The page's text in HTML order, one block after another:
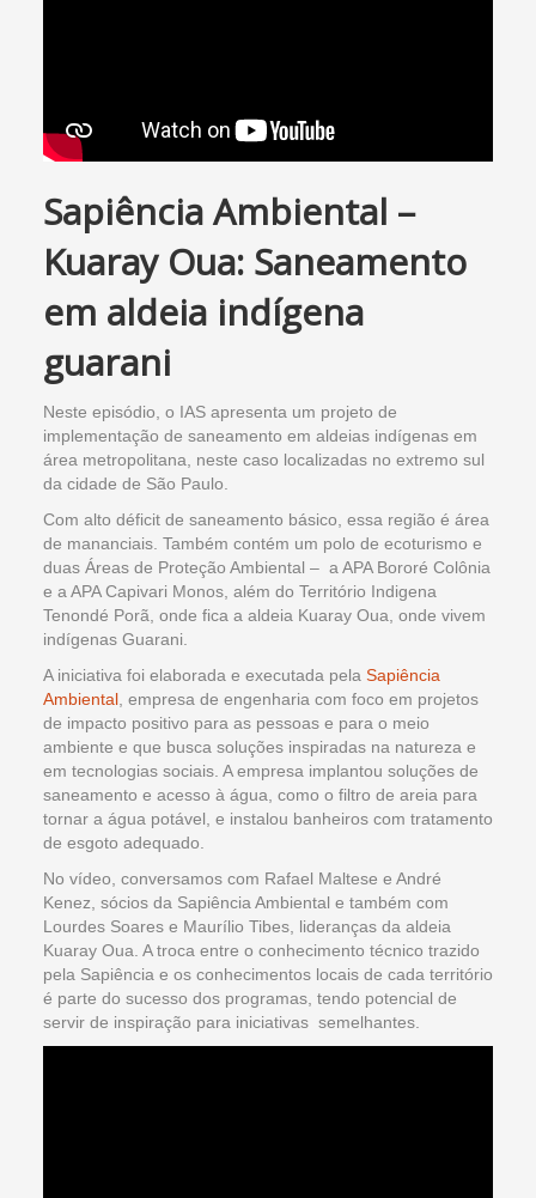
Sapiência Ambiental –
Kuaray Oua: Saneamento
em aldeia indígena
guarani
Neste episódio, o IAS apresenta um projeto de
implementação de saneamento em aldeias indígenas em
área metropolitana, neste caso localizadas no extremo sul
da cidade de São Paulo.
Com alto déficit de saneamento básico, essa região é área
de mananciais. Também contém um polo de ecoturismo e
duas Áreas de Proteção Ambiental – a APA Bororé Colônia
e a APA Capivari Monos, além do Território Indigena
Tenondé Porã, onde fica a aldeia Kuaray Oua, onde vivem
indígenas Guarani.
A iniciativa foi elaborada e executada pela Sapiência
Ambiental , empresa de engenharia com foco em projetos
de impacto positivo para as pessoas e para o meio
ambiente e que busca soluções inspiradas na natureza e
em tecnologias sociais. A empresa implantou soluções de
saneamento e acesso à água, como o filtro de areia para
tornar a água potável, e instalou banheiros com tratamento
de esgoto adequado.
No vídeo, conversamos com Rafael Maltese e André
Kenez, sócios da Sapiência Ambiental e também com
Lourdes Soares e Maurílio Tibes, lideranças da aldeia
Kuaray Oua. A troca entre o conhecimento técnico trazido
pela Sapiência e os conhecimentos locais de cada território
é parte do sucesso dos programas, tendo potencial de
servir de inspiração para iniciativas semelhantes.